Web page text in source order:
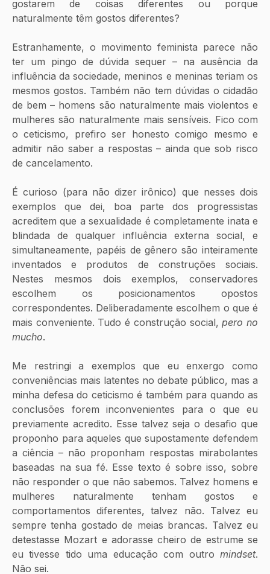
gostarem de coisas diferentes ou porque
naturalmente têm gostos diferentes?
Estranhamente, o movimento feminista parece não
ter um pingo de dúvida sequer – na ausência da
influência da sociedade, meninos e meninas teriam os
mesmos gostos. Também não tem dúvidas o cidadão
de bem – homens são naturalmente mais violentos e
mulheres são naturalmente mais sensíveis. Fico com
o ceticismo, prefiro ser honesto comigo mesmo e
admitir não saber a respostas – ainda que sob risco
de cancelamento.
É curioso (para não dizer irônico) que nesses dois
exemplos que dei, boa parte dos progressistas
acreditem que a sexualidade é completamente inata e
blindada de qualquer influência externa social, e
simultaneamente, papéis de gênero são inteiramente
inventados e produtos de construções sociais.
Nestes mesmos dois exemplos, conservadores
escolhem os posicionamentos opostos
correspondentes. Deliberadamente escolhem o que é
mais conveniente. Tudo é construção social, pero no
mucho.
Me restringi a exemplos que eu enxergo como
conveniências mais latentes no debate público, mas a
minha defesa do ceticismo é também para quando as
conclusões forem inconvenientes para o que eu
previamente acredito. Esse talvez seja o desafio que
proponho para aqueles que supostamente defendem
a ciência – não proponham respostas mirabolantes
baseadas na sua fé. Esse texto é sobre isso, sobre
não responder o que não sabemos. Talvez homens e
mulheres naturalmente tenham gostos e
comportamentos diferentes, talvez não. Talvez eu
sempre tenha gostado de meias brancas. Talvez eu
detestasse Mozart e adorasse cheiro de estrume se
eu tivesse tido uma educação com outro mindset.
Não sei.